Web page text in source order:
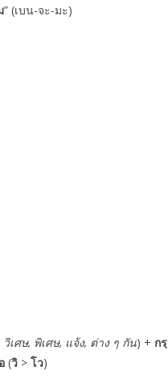
” (เบน-จะ-มะ)
วิเศษ, พิเศษ, แจ้ง, ต่าง ๆ กัน) + กรฺ
(วิ > โว)